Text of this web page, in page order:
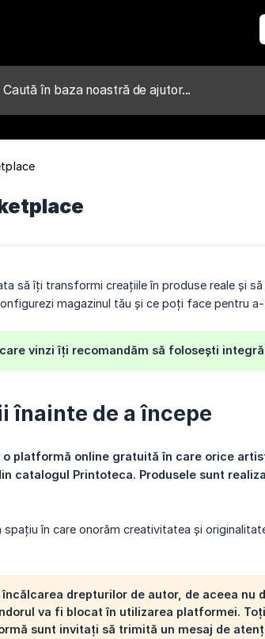
să îți transformi creațiile în produse reale și
magazinul tău și ce poți face pentru
vinzi îți recomandăm să folosești
înainte de a începe
platformă online gratuită în care orice
catalogul Printoteca. Produsele sunt
în care onorăm creativitatea și
drepturilor de autor, de aceea
va fi blocat în utilizarea platformei.
sunt invitați să trimită un mesaj de